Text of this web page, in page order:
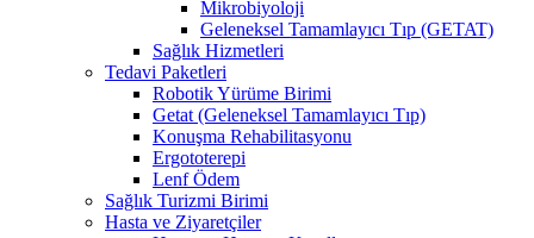
Mikrobiyoloji
Geleneksel Tamamlayıcı Tıp (GETAT)
Sağlık Hizmetleri
Tedavi Paketleri
Robotik Yürüme Birimi
Getat (Geleneksel Tamamlayıcı Tıp)
Konuşma Rehabilitasyonu
Ergototerepi
Lenf Ödem
Sağlık Turizmi Birimi
Hasta ve Ziyaretçiler